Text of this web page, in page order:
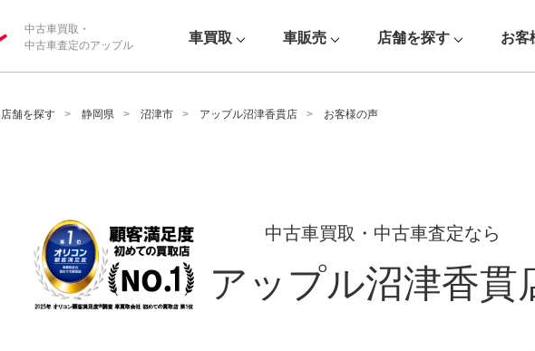
ボタン*/
中古車買取・
中古車査定のアップル
車買取 車販売 店舗を探す お客
店舗を探す 静岡県 沼津市 アップル沼津香貫店 お客様の声
中古車買取・中古車査定なら
アップル沼津香貫